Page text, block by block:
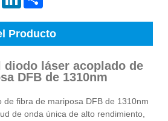
Producto
diodo láser acoplado de
DFB de 1310nm
de fibra de mariposa DFB de 1310nm
de onda única de alto rendimiento,